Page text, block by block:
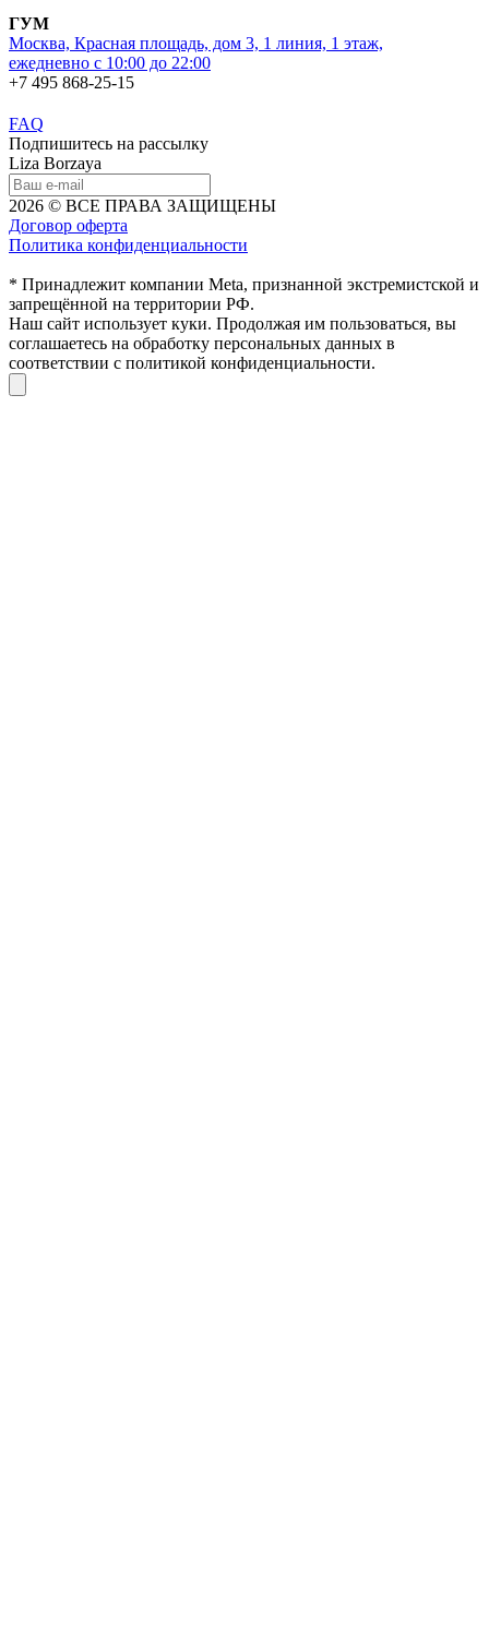
ГУМ
Москва, Красная площадь, дом 3, 1 линия, 1 этаж,
ежедневно с 10:00 до 22:00
+7 495 868-25-15
FAQ
Подпишитесь на рассылку
Liza Borzaya
2026 © ВСЕ ПРАВА ЗАЩИЩЕНЫ
Договор оферта
Политика конфиденциальности
* Принадлежит компании Meta, признанной экстремистской и
запрещённой на территории РФ.
Наш сайт использует куки. Продолжая им пользоваться, вы
соглашаетесь на обработку персональных данных в
соответствии с политикой конфиденциальности.